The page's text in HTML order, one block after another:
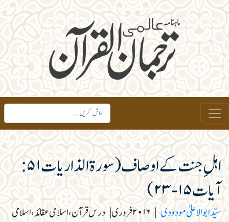
اہلِ جنت کے اوصاف (سورۃ الذاریات۵۱:
آیات ۱۵-۲۳)
سیّد ابوالاعلیٰ مودودی | ۲۰۱۶ فروری | درس قرآن، اسلامی عقائد، اسلامی